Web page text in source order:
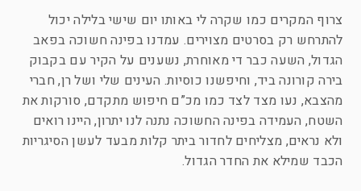
צרוף המקרים כמו שקרה לי באותו יום שישי בלילה יכול
להתרחש רק בסרטים מצוירים. עמדנו בפינה חשוכה בפאב
הגדול, השעה כבר די מאוחרת, נשענים על הקיר עם בקבוק
בירה קורונה ביד, וחיפשנו כוסיות. העינים שלי ושל רן, חברי
מהצבא, נעו מצד לצד כמו מכ”ם חיפוש מתקדם, סורקות את
השטח, העמידה בפינה החשוכה נתנה לנו יתרון, היינו רואים
ולא נראים, מצליחים לחדור ביתר קלות מבעד לעשן הסיגריות
הכבד שמילא את החדר הגדול.